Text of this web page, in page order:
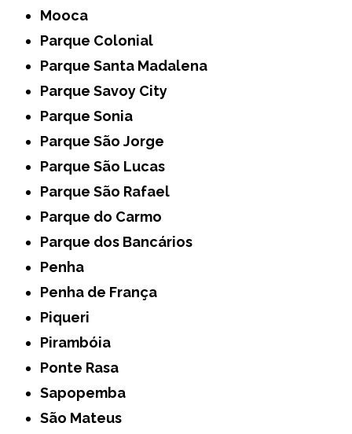
Mooca
Parque Colonial
Parque Santa Madalena
Parque Savoy City
Parque Sonia
Parque São Jorge
Parque São Lucas
Parque São Rafael
Parque do Carmo
Parque dos Bancários
Penha
Penha de França
Piqueri
Pirambóia
Ponte Rasa
Sapopemba
São Mateus